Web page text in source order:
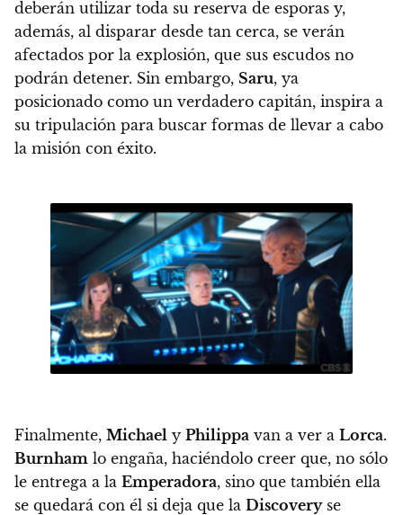
deberán utilizar toda su reserva de esporas y,
además, al disparar desde tan cerca, se verán
afectados por la explosión, que sus escudos no
podrán detener. Sin embargo, Saru, ya
posicionado como un verdadero capitán, inspira a
su tripulación para buscar formas de llevar a cabo
la misión con éxito.
Finalmente, Michael y Philippa van a ver a Lorca.
Burnham lo engaña, haciéndolo creer que, no sólo
le entrega a la Emperadora, sino que también ella
se quedará con él si deja que la Discoveryse